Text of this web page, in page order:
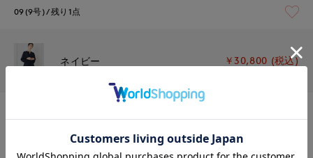
09(9号) 残り1点
ネイビー ￥30,800 (税込)